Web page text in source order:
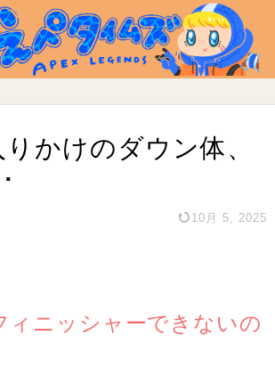
かけのダウン体、
10月 5, 2025
ニッシャーできないの